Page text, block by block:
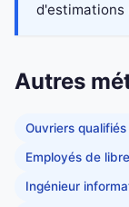
d'estimations
Autres
Ouvriers
Employés de
Ingénieur